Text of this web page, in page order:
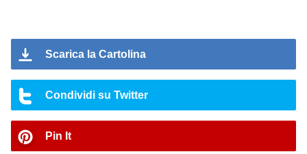
Scarica la Cartolina
Condividi su Twitter
Pin It